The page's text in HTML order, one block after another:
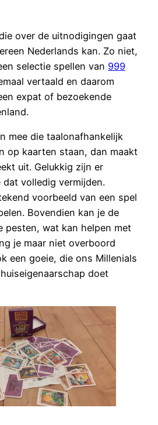
over de uitnodigingen gaat
Nederlands kan. Zo niet,
selectie spellen van 999
vertaald en daarom
expat of bezoekende
mee die taalonafhankelijk
op kaarten staan, dan maakt
uit. Gelukkig zijn er
volledig vermijden.
voorbeeld van een spel
Bovendien kan je de
pesten, wat kan helpen met
je maar niet overboord
een goeie, die ons Millenials
doet